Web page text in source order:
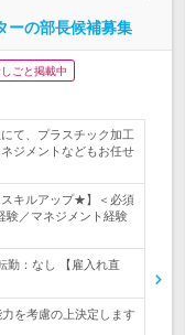
ーの部長候補募集
ごと掲載中
て、プラスチック加工
ジメントなどもお任せ
スキルアップ★】＜必須
験／マネジメント経験
勤：なし 【雇入れ直
を考慮の上決定します